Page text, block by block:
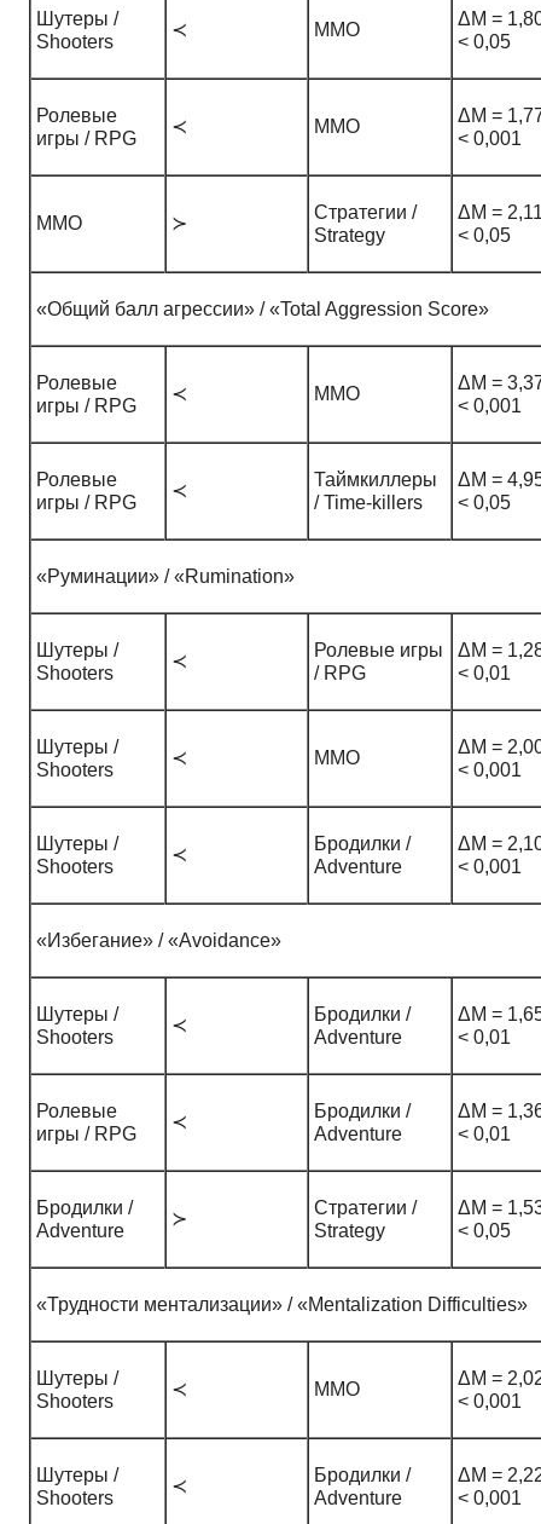
Шутеры /
Shooters
≺ ММО
ΔM =
< 0,05
Ролевые
игры / RPG
≺ ММО
ΔM =
< 0,001
ММО ≻
Стратегии /
Strategy
ΔM =
< 0,05
«Общий балл агрессии» / «Total Aggression Score»
Ролевые
игры / RPG
≺ ММО
ΔM =
< 0,001
Ролевые
игры / RPG
≺
Таймкиллеры
/ Time-killers
ΔM =
< 0,05
«Руминации» / «Rumination»
Шутеры /
Shooters
≺
Ролевые игры
/ RPG
ΔM =
< 0,01
Шутеры /
Shooters
≺ ММО
ΔM =
< 0,001
Шутеры /
Shooters
≺
Бродилки /
Adventure
ΔM =
< 0,001
«Избегание» / «Avoidance»
Шутеры /
Shooters
≺
Бродилки /
Adventure
ΔM =
< 0,01
Ролевые
игры / RPG
≺
Бродилки /
Adventure
ΔM =
< 0,01
Бродилки /
Adventure
≻
Стратегии /
Strategy
ΔM =
< 0,05
«Трудности ментализации» / «Mentalization Difficulties»
Шутеры /
Shooters
≺ ММО
ΔM =
< 0,001
Шутеры /
Shooters
≺
Бродилки /
Adventure
ΔM =
< 0,001